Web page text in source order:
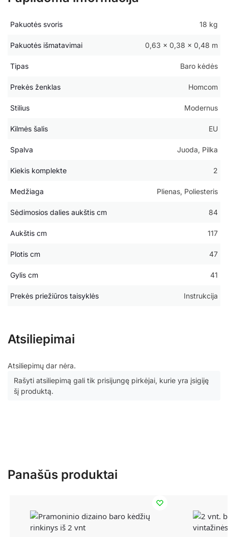
Pakuotės svoris 18 kg
Pakuotės išmatavimai 0,63 × 0,38 × 0,48 m
Tipas Baro kėdės
Prekės ženklas Homcom
Stilius Modernus
Kilmės šalis EU
Spalva Juoda, Pilka
Kiekis komplekte 2
Medžiaga Plienas, Poliesteris
Sėdimosios dalies aukštis cm 84
Aukštis cm 117
Plotis cm 47
Gylis cm 41
Prekės priežiūros taisyklės Instrukcija
Atsiliepimai
Atsiliepimų dar nėra.
Rašyti atsiliepimą gali tik prisijungę pirkėjai, kurie yra įsigiję
šį produktą.
Panašūs produktai